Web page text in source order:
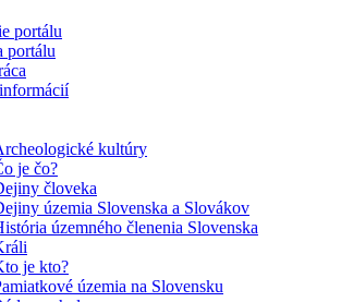
portálu
portálu
kultúry
je čo?
človeka
územia Slovenska a Slovákov
územného členenia Slovenska
je kto?
územia na Slovensku